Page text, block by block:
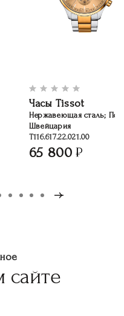
Часы Tissot
Нержавеющая сталь;
Швейцария
T116.617.22.021.00
65 800